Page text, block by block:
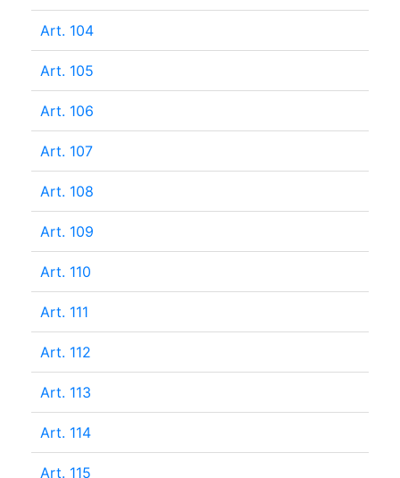
Art. 104
Art. 105
Art. 106
Art. 107
Art. 108
Art. 109
Art. 110
Art. 111
Art. 112
Art. 113
Art. 114
Art. 115